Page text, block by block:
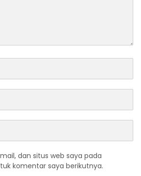
dan situs web saya pada
komentar saya berikutnya.